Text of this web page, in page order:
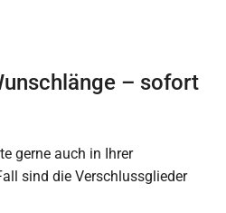
– sofort
gerne auch in Ihrer
sind die Verschlussglieder